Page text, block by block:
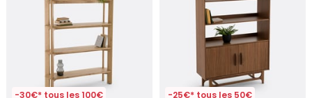
-30€* tous les 100€ -25€* tous les 50€